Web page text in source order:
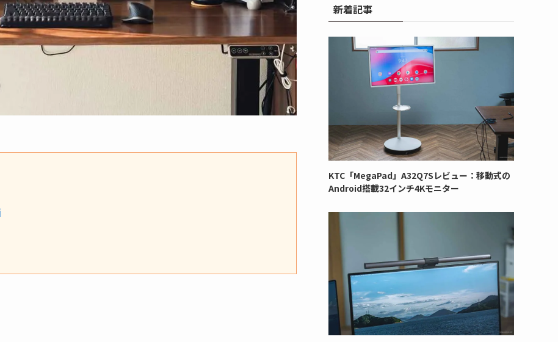
新着記事
KTC「MegaPad」A32Q7Sレビュー：移動式の
Android搭載32インチ4Kモニター